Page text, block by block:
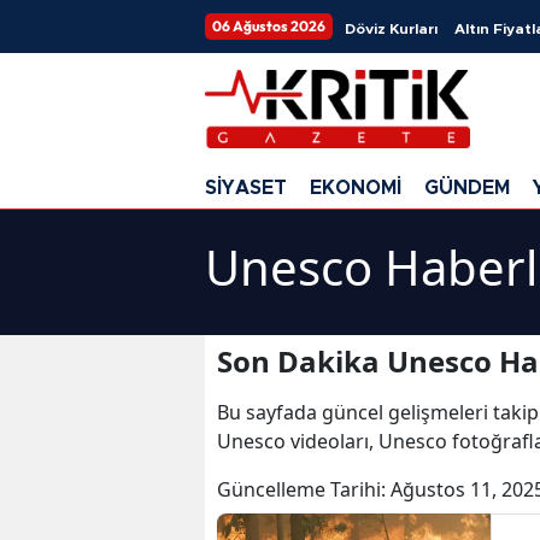
06 Ağustos 2026 Döviz Kurları Altın
SİYASET EKONOMİ GÜNDEM
Unesco
Son Dakika Unesco
Bu sayfada güncel gelişmeleri
Unesco videoları, Unesco
Güncelleme Tarihi: Ağustos 11,